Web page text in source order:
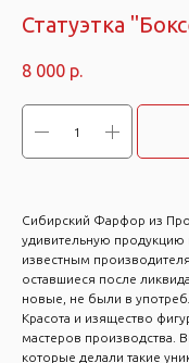
Статуэтка
8 000 р.
Сибирский Фарфор из
удивительную продукцию
известным
оставшиеся после
новые, не были в
Красота и изящество
мастеров производства.
которые делали такие